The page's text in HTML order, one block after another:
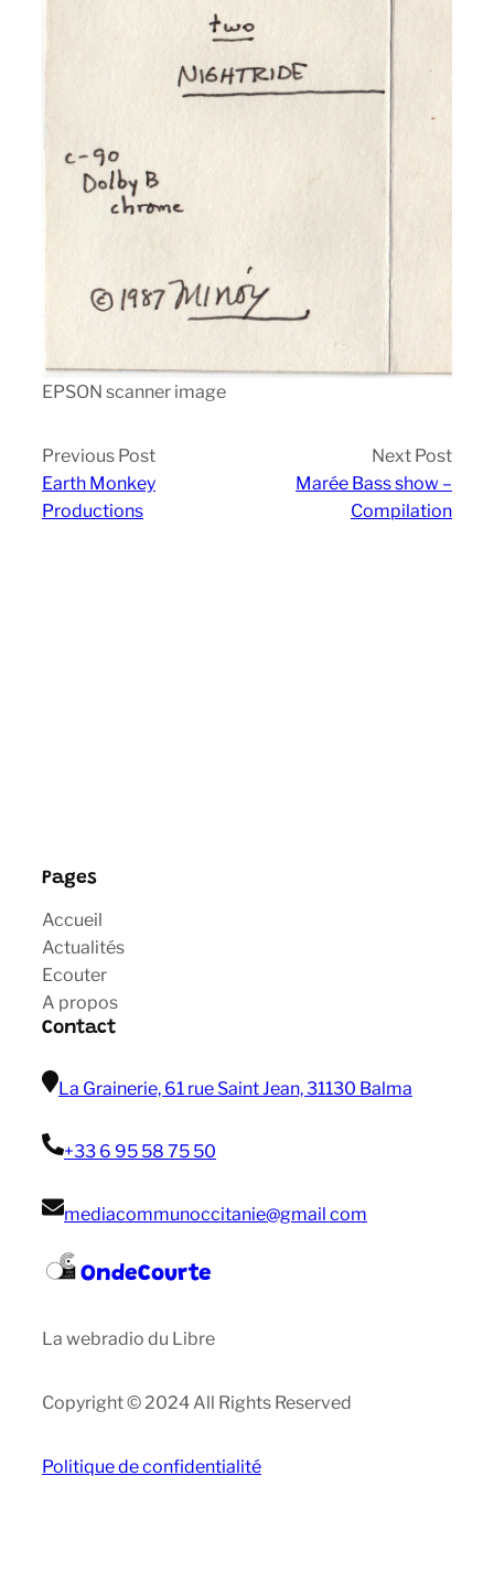
EPSON scanner image
Previous Post
Earth Monkey
Productions
Next Post
Marée Bass show –
Compilation
Pages
Accueil
Actualités
Ecouter
A propos
Contact
La Grainerie, 61 rue Saint Jean, 31130 Balma
+33 6 95 58 75 50
mediacommunoccitanie@gmail com
OndeCourte
La webradio du Libre
Copyright © 2024 All Rights Reserved
Politique de confidentialité